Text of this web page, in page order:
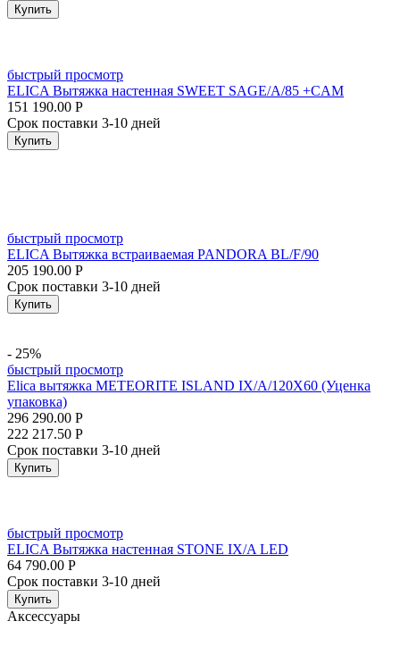
Купить
быстрый просмотр
ELICA Вытяжка настенная SWEET SAGE/A/85 +CAM
151 190.00 Р
Срок поставки 3-10 дней
Купить
быстрый просмотр
ELICA Вытяжка встраиваемая PANDORA BL/F/90
205 190.00 Р
Срок поставки 3-10 дней
Купить
- 25%
быстрый просмотр
Elica вытяжка METEORITE ISLAND IX/A/120X60 (Уценка
упаковка)
296 290.00 Р
222 217.50 Р
Срок поставки 3-10 дней
Купить
быстрый просмотр
ELICA Вытяжка настенная STONE IX/A LED
64 790.00 Р
Срок поставки 3-10 дней
Купить
Аксессуары